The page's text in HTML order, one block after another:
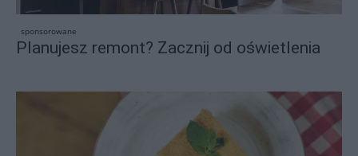
sponsorowane
Planujesz remont? Zacznij od oświetlenia